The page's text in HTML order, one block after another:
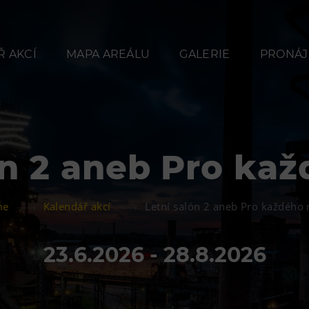
AKCÍ MAPA AREÁLU GALERIE
2 aneb Pro
Kalendář akcí Letní salón 2 aneb Pro každého
23.6.2026 - 28.8.2026
Občerstvení
techniky
L’Osteria